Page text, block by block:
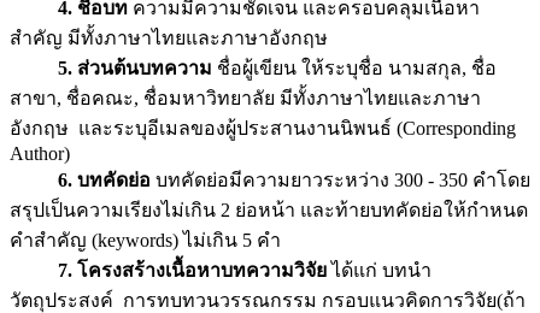
4. ชื่อบท ความมีความชัดเจน และครอบคลุมเนื้อหา
สำคัญ มีทั้งภาษาไทยและภาษาอังกฤษ
5. ส่วนต้นบทความ ชื่อผู้เขียน ให้ระบุชื่อ นามสกุล, ชื่อ
สาขา, ชื่อคณะ, ชื่อมหาวิทยาลัย มีทั้งภาษาไทยและภาษา
อังกฤษ และระบุอีเมลของผู้ประสานงานนิพนธ์ (Corresponding
Author)
6. บทคัดย่อ บทคัดย่อมีความยาวระหว่าง 300 - 350 คำโดย
สรุปเป็นความเรียงไม่เกิน 2 ย่อหน้า และท้ายบทคัดย่อให้กำหนด
คำสำคัญ (keywords) ไม่เกิน 5 คำ
7. โครงสร้างเนื้อหาบทความวิจัยได้แก่ บทนำ
วัตถุประสงค์ การทบทวนวรรณกรรม กรอบแนวคิดการวิจัย(ถ้า